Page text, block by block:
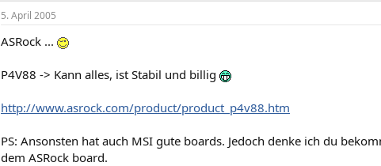
5. April 2005
ASRock ...
P4V88 -> Kann alles, ist Stabil und billig
http://www.asrock.com/product/product_p4v88.htm
PS: Ansonsten hat auch MSI gute boards. Jedoch denke ich du
dem ASRock board.